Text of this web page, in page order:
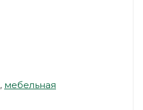
, мебельная